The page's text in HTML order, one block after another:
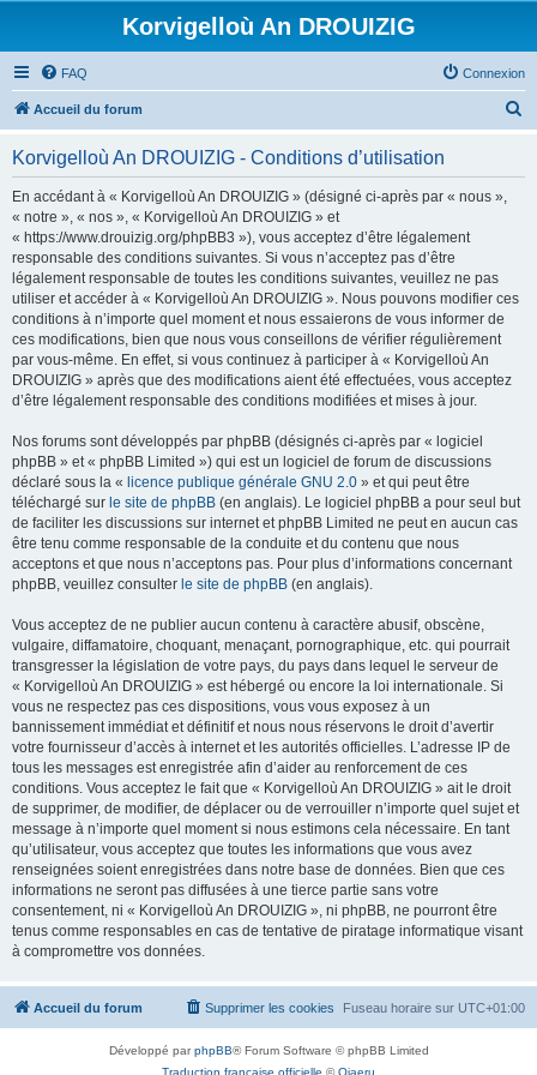
Korvigelloù An DROUIZIG
FAQ Connexion
Accueil du forum
Korvigelloù An DROUIZIG - Conditions d’utilisation
En accédant à « Korvigelloù An DROUIZIG » (désigné ci-après par « nous »,
« notre », « nos », « Korvigelloù An DROUIZIG » et
« https://www.drouizig.org/phpBB3 »), vous acceptez d’être légalement
responsable des conditions suivantes. Si vous n’acceptez pas d’être
légalement responsable de toutes les conditions suivantes, veuillez ne pas
utiliser et accéder à « Korvigelloù An DROUIZIG ». Nous pouvons modifier ces
conditions à n’importe quel moment et nous essaierons de vous informer de
ces modifications, bien que nous vous conseillons de vérifier régulièrement
par vous-même. En effet, si vous continuez à participer à « Korvigelloù An
DROUIZIG » après que des modifications aient été effectuées, vous acceptez
d’être légalement responsable des conditions modifiées et mises à jour.
Nos forums sont développés par phpBB (désignés ci-après par « logiciel
phpBB » et « phpBB Limited ») qui est un logiciel de forum de discussions
déclaré sous la « licence publique générale GNU 2.0 » et qui peut être
téléchargé sur le site de phpBB (en anglais). Le logiciel phpBB a pour seul but
de faciliter les discussions sur internet et phpBB Limited ne peut en aucun cas
être tenu comme responsable de la conduite et du contenu que nous
acceptons et que nous n’acceptons pas. Pour plus d’informations concernant
phpBB, veuillez consulter le site de phpBB (en anglais).
Vous acceptez de ne publier aucun contenu à caractère abusif, obscène,
vulgaire, diffamatoire, choquant, menaçant, pornographique, etc. qui pourrait
transgresser la législation de votre pays, du pays dans lequel le serveur de
« Korvigelloù An DROUIZIG » est hébergé ou encore la loi internationale. Si
vous ne respectez pas ces dispositions, vous vous exposez à un
bannissement immédiat et définitif et nous nous réservons le droit d’avertir
votre fournisseur d’accès à internet et les autorités officielles. L’adresse IP de
tous les messages est enregistrée afin d’aider au renforcement de ces
conditions. Vous acceptez le fait que « Korvigelloù An DROUIZIG » ait le droit
de supprimer, de modifier, de déplacer ou de verrouiller n’importe quel sujet et
message à n’importe quel moment si nous estimons cela nécessaire. En tant
qu’utilisateur, vous acceptez que toutes les informations que vous avez
renseignées soient enregistrées dans notre base de données. Bien que ces
informations ne seront pas diffusées à une tierce partie sans votre
consentement, ni « Korvigelloù An DROUIZIG », ni phpBB, ne pourront être
tenus comme responsables en cas de tentative de piratage informatique visant
à compromettre vos données.
Accueil du forum Fuseau horaire sur UTC+01:00
Supprimer les cookies
Développé parphpBB® Forum Software © phpBB Limited
Traduction française officielle ©Qiaeru